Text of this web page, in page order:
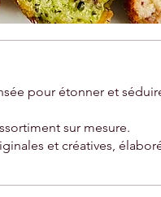
pour étonner et
sur mesure.
et créatives,